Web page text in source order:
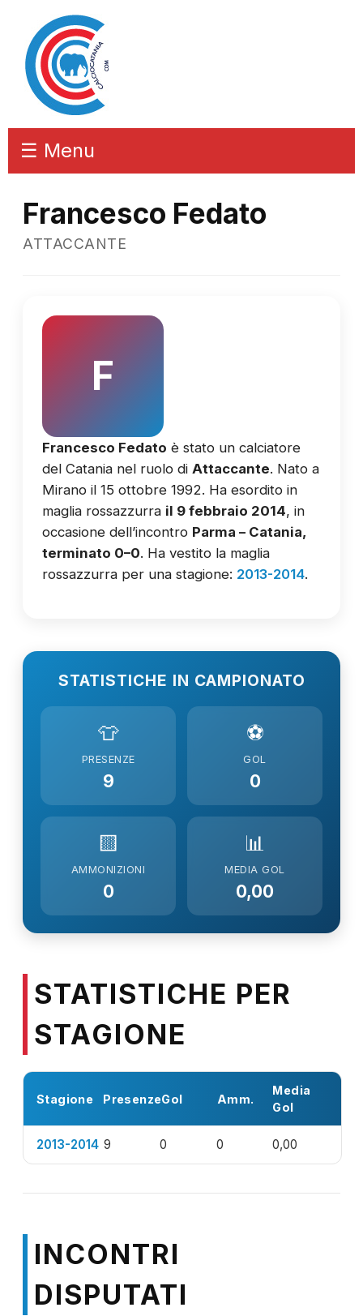
☰ Menu
Francesco Fedato
ATTACCANTE
F
Francesco Fedato è stato un calciatore
del Catania nel ruolo di Attaccante. Nato a
Mirano il 15 ottobre 1992. Ha esordito in
maglia rossazzurra il 9 febbraio 2014, in
occasione dell’incontro Parma – Catania,
terminato 0–0. Ha vestito la maglia
rossazzurra per una stagione: 2013-2014.
STATISTICHE IN CAMPIONATO
👕
PRESENZE
9
⚽
GOL
0
🟨
AMMONIZIONI
0
📊
MEDIA GOL
0,00
STATISTICHE PER
STAGIONE
Stagione PresenzeGol Amm.
Media
Gol
2013-2014 9 0 0 0,00
INCONTRI
DISPUTATI